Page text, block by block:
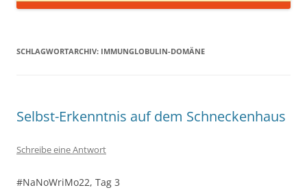
SCHLAGWORTARCHIV: IMMUNGLOBULIN-DOMÄNE
Selbst-Erkenntnis auf dem Schneckenhaus
Schreibe eine Antwort
#NaNoWriMo22, Tag 3